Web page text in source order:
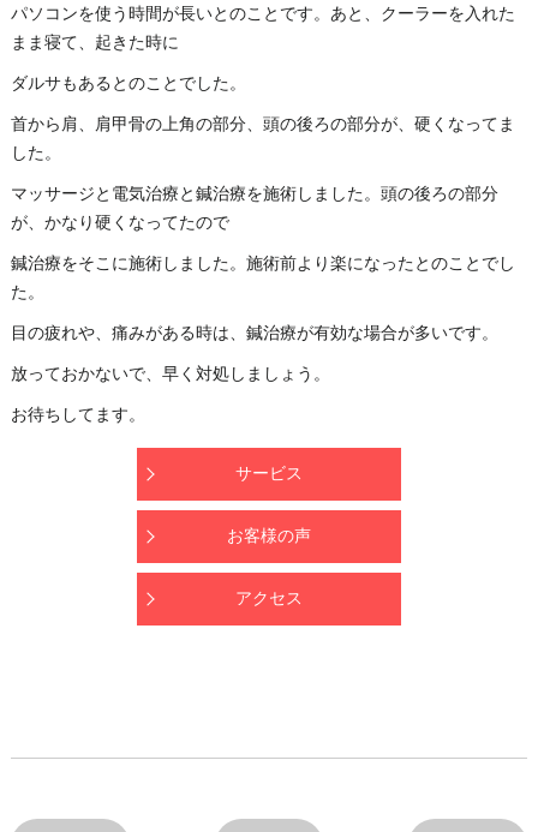
パソコンを使う時間が長いとのことです。あと、クーラーを入れた
まま寝て、起きた時に
ダルサもあるとのことでした。
首から肩、肩甲骨の上角の部分、頭の後ろの部分が、硬くなってま
した。
マッサージと電気治療と鍼治療を施術しました。頭の後ろの部分
が、かなり硬くなってたので
鍼治療をそこに施術しました。施術前より楽になったとのことでし
た。
目の疲れや、痛みがある時は、鍼治療が有効な場合が多いです。
放っておかないで、早く対処しましょう。
お待ちしてます。
サービス
お客様の声
アクセス